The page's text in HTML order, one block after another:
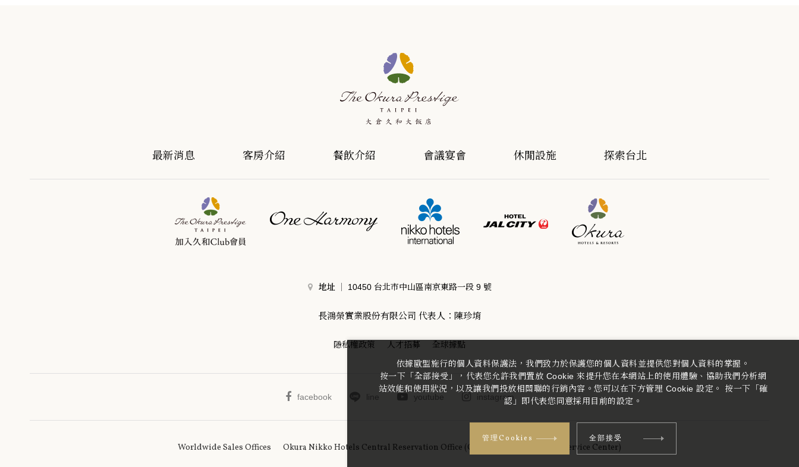
最新消息 客房介紹 餐飲介紹 會議宴會 休閒設施 探索台北
地址 10450 台北市中山區南京東路一段 9 號
長鴻榮實業股份有限公司 代表人：陳珍堉
隱私權政策 人才招募 全球據點
facebook line youtube instagram
Worldwide Sales Offices Okura Nikko Hotels Central Reservation Office (One Harmony Customer Service Center)
依據歐盟施行的個人資料保護法，我們致力於保護您的個人資料並提供您對個人資料的掌握。
按一下「全部接受」，代表您允許我們置放 Cookie 來提升您在本網站上的使用體驗、協助我們分析網
站效能和使用狀況，以及讓我們投放相關聯的行銷內容。您可以在下方管理 Cookie 設定。 按一下「確
認」即代表您同意採用目前的設定。
管理Cookies 全部接受